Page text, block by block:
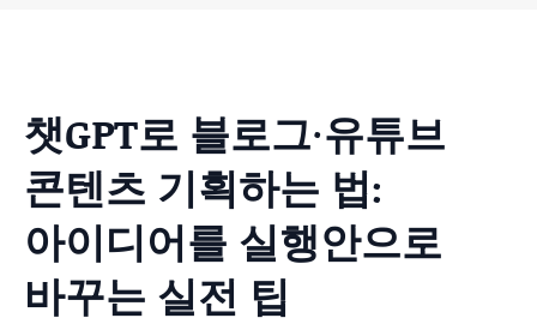
챗GPT로 블로그·유튜브
콘텐츠 기획하는 법:
아이디어를 실행안으로
바꾸는 실전 팁